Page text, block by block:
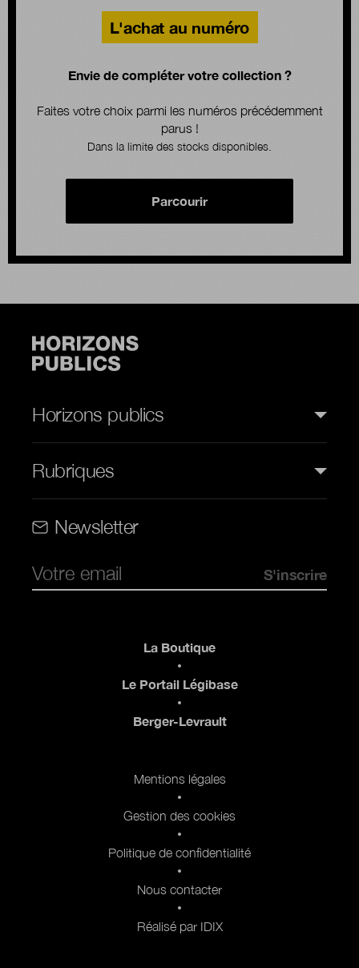
L'achat au numéro
Envie de compléter votre collection ?
Faites votre choix parmi les numéros précédemment
parus !
Dans la limite des stocks disponibles.
Parcourir
Horizons publics
Rubriques
Newsletter
La Boutique
Le Portail Légibase
Berger-Levrault
Mentions légales
Gestion des cookies
Politique de confidentialité
Nous contacter
Réalisé par IDIX